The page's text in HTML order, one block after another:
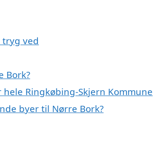
ved
Bork?
Ringkøbing-Skjern Kommune
byer til Nørre Bork?